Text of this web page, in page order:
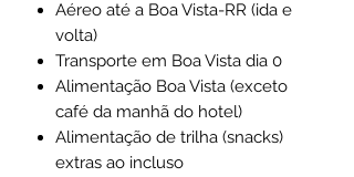
Aéreo até a Boa Vista-RR (ida e
volta)
Transporte em Boa Vista dia 0
Alimentação Boa Vista (exceto
café da manhã do hotel)
Alimentação de trilha (snacks)
extras ao incluso